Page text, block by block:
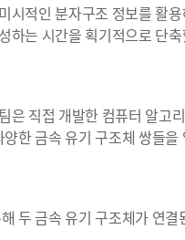
시적인 분자구조 정보를 활
하는 시간을 획기적으로 단
은 직접 개발한 컴퓨터 알고
한 금속 유기 구조체 쌍들을
두 금속 유기 구조체가 연